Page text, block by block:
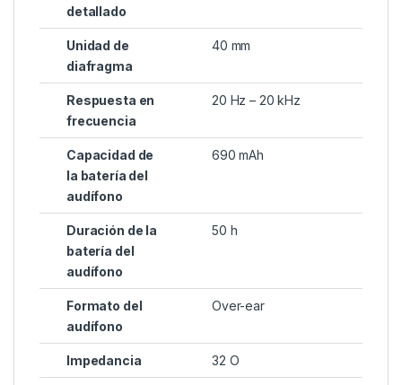
detallado
Unidad de
diafragma
40 mm
Respuesta en
frecuencia
20 Hz – 20 kHz
Capacidad de
la batería del
audífono
690 mAh
Duración de la
batería del
audífono
50 h
Formato del
audífono
Over-ear
Impedancia 32 O